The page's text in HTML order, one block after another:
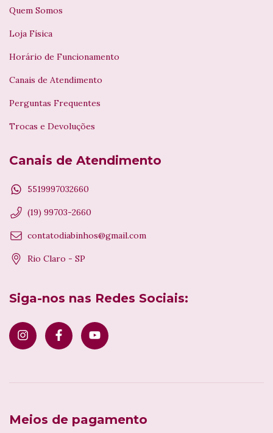
Quem Somos
Loja Física
Horário de Funcionamento
Canais de Atendimento
Perguntas Frequentes
Trocas e Devoluções
Canais de Atendimento
5519997032660
(19) 99703-2660
contatodiabinhos@gmail.com
Rio Claro - SP
Siga-nos nas Redes Sociais:
Meios de pagamento